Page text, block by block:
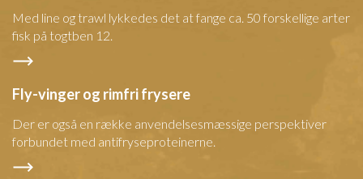
Med line og trawl lykkedes det at fange ca. 50 forskellige arter
fisk på togtben 12.
Fly-vinger og rimfri frysere
Der er også en række anvendelsesmæssige perspektiver
forbundet med antifryseproteinerne.